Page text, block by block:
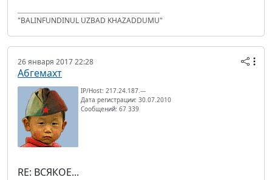
"BALINFUNDINUL UZBAD KHAZADDUMU"
26 января 2017 22:28
Абгемахт
IP/Host: 217.24.187.---
Дата регистрации: 30.07.2010
Сообщений: 67 339
RE: ВСЯКОЕ...